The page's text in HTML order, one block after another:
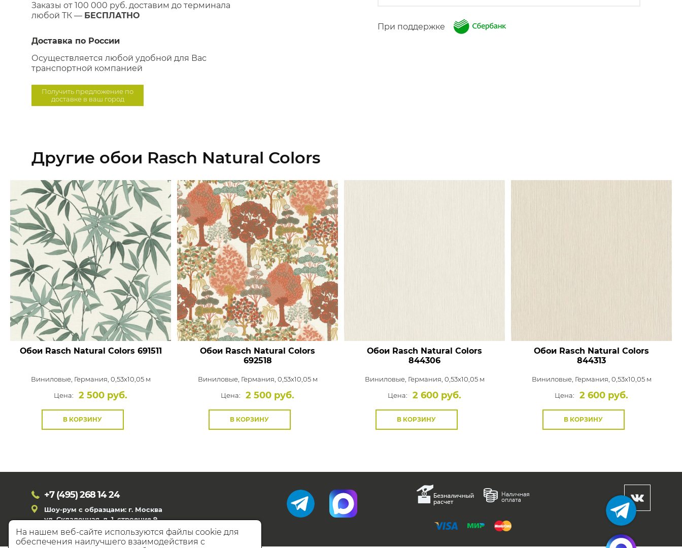
Заказы от 100 000 руб. доставим до терминала
любой ТК — БЕСПЛАТНО
Доставка по России
Осуществляется любой удобной для Вас
транспортной компанией
Получить предложение по
доставке в ваш город
При поддержке
Другие обои Rasch Natural Colors
Обои Rasch Natural Colors 691511
Виниловые, Германия, 0,53x10,05 м
Цена:
2 500 руб.
В КОРЗИНУ
Обои Rasch Natural Colors
692518
Виниловые, Германия, 0,53x10,05 м
Цена:
2 500 руб.
В КОРЗИНУ
Обои Rasch Natural Colors
844306
Виниловые, Германия, 0,53x10,05 м
Цена:
2 600 руб.
В КОРЗИНУ
Обои Rasch Natural Colors
844313
Виниловые, Германия, 0,53x10,05 м
Цена:
2 600 руб.
В КОРЗИНУ
+7 (495)268 14 24
Шоу-рум с образцами: г. Москва
ул. Складочная, д. 1, строение 9
На нашем веб-сайте используются файлы cookie для
обеспечения наилучшего взаимодействия с